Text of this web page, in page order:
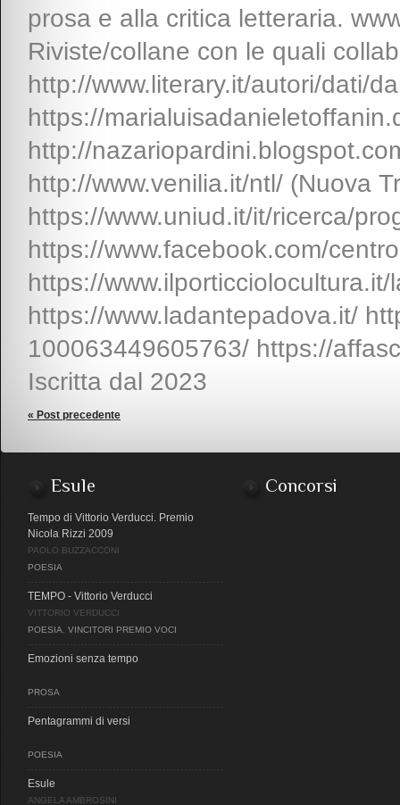
prosa e alla critica letteraria.
Riviste/collane con le quali
http://www.literary.it/autori/dati/
https://
http://
http://www.venilia.it/ntl/ (Nuova
https://www.uniud.it/it/ricerca/
https://www.facebook.com/
https://
https://www.ladantepadova.it/
100063449605763/ https://
Iscritta dal 2023
« Post precedente
Esule
Tempo di Vittorio Verducci. Premio
Nicola Rizzi 2009
PAOLO BUZZACCONI
POESIA
TEMPO - Vittorio Verducci
VITTORIO VERDUCCI
POESIA
VINCITORI PREMIO VOCI
Emozioni senza tempo
PROSA
Pentagrammi di versi
POESIA
Esule
ANGELA AMBROSINI
Concorsi